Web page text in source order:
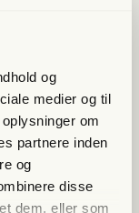
og
medier og til
om
partnere inden
og
disse
dem, eller som
nye ridser i
Caspar
og
med